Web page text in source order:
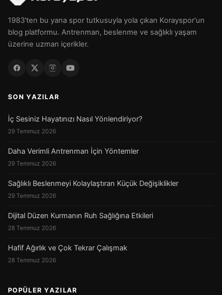
1983'ten bu yana spor tutkusuyla yola çıkan Korayspor'un
blog platformu. Antrenman, beslenme ve sağlıklı yaşam
üzerine uzman içerikler.
SON YAZILAR
İç Sesiniz Hayatınızı Nasıl Yönlendiriyor?
29 Temmuz 2026
Daha Verimli Antrenman İçin Yöntemler
29 Temmuz 2026
Sağlıklı Beslenmeyi Kolaylaştıran Küçük Değişiklikler
29 Temmuz 2026
Dijital Düzen Kurmanın Ruh Sağlığına Etkileri
28 Temmuz 2026
Hafif Ağırlık ve Çok Tekrar Çalışmak
28 Temmuz 2026
POPÜLER YAZILAR